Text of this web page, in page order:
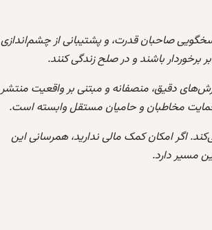
صاحبان قدرت، و پشتیبانی از چشم‌اندازی
باشند و در صلح زندگی کنند.
دقیق، منصفانه و مبتنی بر واقعیت منتشر
مخاطبان و حامیان مستقل وابسته است.
اگر امکان کمک مالی ندارید، همرسانی این
مسیر دارد.